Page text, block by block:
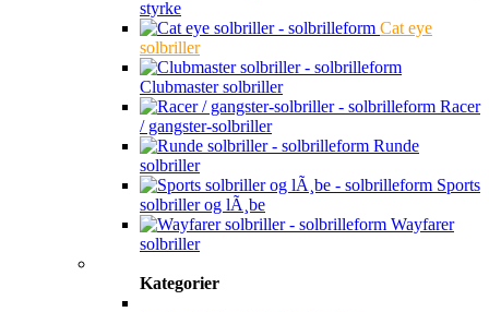
styrke
Cat eye
solbriller
Clubmaster solbriller
Racer
/ gangster-solbriller
Runde
solbriller
Sports
solbriller og lÃ¸be
Wayfarer
solbriller
Kategorier